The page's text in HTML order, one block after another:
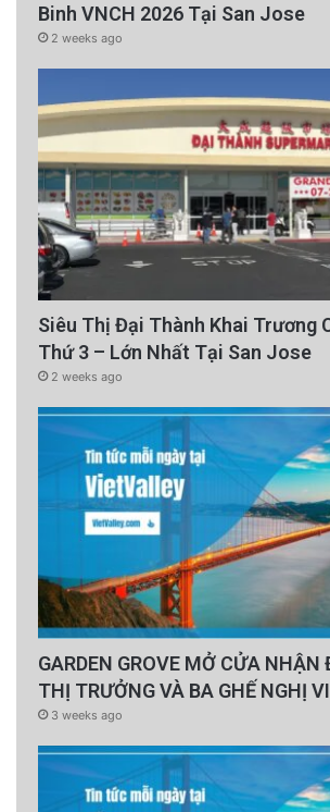
Binh VNCH 2026 Tại San Jose
2 weeks ago
Siêu Thị Đại Thành Khai Trương
Thứ 3 – Lớn Nhất Tại San Jose
2 weeks ago
GARDEN GROVE MỞ CỬA NHẬN
THỊ TRƯỞNG VÀ BA GHẾ NGHỊ
3 weeks ago